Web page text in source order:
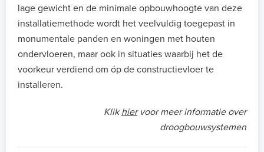
lage gewicht en de minimale opbouwhoogte van deze
installatiemethode wordt het veelvuldig toegepast in
monumentale panden en woningen met houten
ondervloeren, maar ook in situaties waarbij het de
voorkeur verdiend om óp de constructievloer te
installeren.
Klikhiervoor meer informatie over
droogbouwsystemen